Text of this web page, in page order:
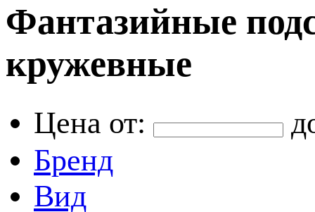
Фантазийные
кружевные
Цена от:
Бренд
Вид